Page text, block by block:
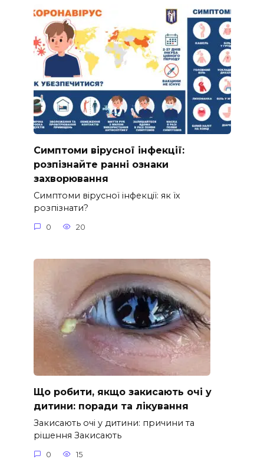
Симптоми вірусної інфекції:
розпізнайте ранні ознаки
захворювання
Симптоми вірусної інфекції: як їх
розпізнати?
0 20
Що робити, якщо закисають очі у
дитини: поради та лікування
Закисають очі у дитини: причини та
рішення Закисають
0 15